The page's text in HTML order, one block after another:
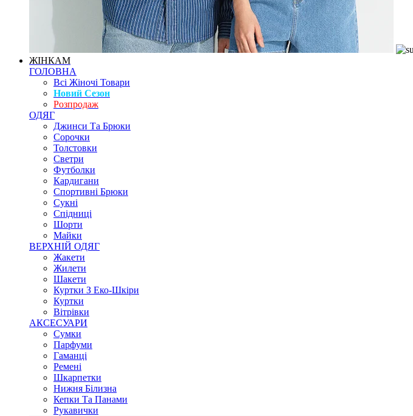
ЖІНКАМ
ГОЛОВНА
Всі Жіночі Товари
Новий Сезон
Розпродаж
ОДЯГ
Джинси Та Брюки
Сорочки
Толстовки
Светри
Футболки
Кардигани
Спортивні Брюки
Сукні
Спідниці
Шорти
Майки
ВЕРХНІЙ ОДЯГ
Жакети
Жилети
Шакети
Куртки З Еко-Шкіри
Куртки
Вітрівки
АКСЕСУАРИ
Сумки
Парфуми
Гаманці
Ремені
Шкарпетки
Нижня Білизна
Кепки Та Панами
Рукавички